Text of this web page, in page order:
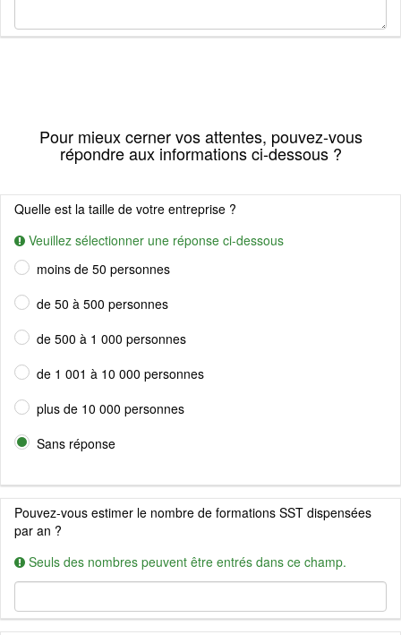
Pour mieux cerner vos attentes, pouvez-vous
répondre aux informations ci-dessous ?
Quelle est la taille de votre entreprise ?
Veuillez sélectionner une réponse ci-dessous
moins de 50 personnes
de 50 à 500 personnes
de 500 à 1 000 personnes
de 1 001 à 10 000 personnes
plus de 10 000 personnes
Sans réponse
Pouvez-vous estimer le nombre de formations SST dispensées
par an ?
Seuls des nombres peuvent être entrés dans ce champ.